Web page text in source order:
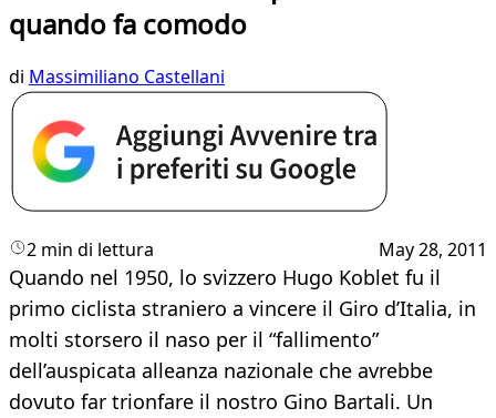
quando fa comodo
di Massimiliano Castellani
2 min di lettura May 28, 2011
Quando nel 1950, lo svizzero Hugo Koblet fu il
primo ciclista straniero a vincere il Giro d’Italia, in
molti storsero il naso per il “fallimento”
dell’auspicata alleanza nazionale che avrebbe
dovuto far trionfare il nostro Gino Bartali. Un